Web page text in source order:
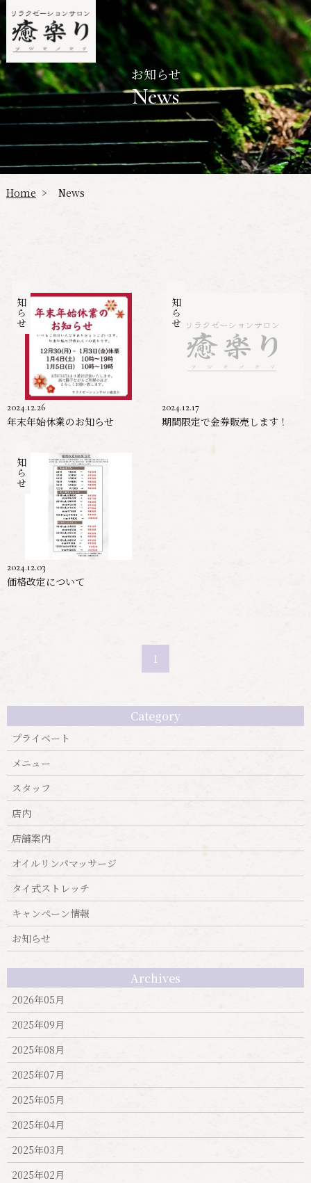
お知らせ
News
Home > News
Category
プライベート
メニュー
スタッフ
店内
店舗案内
オイルリンパマッサージ
タイ式ストレッチ
キャンぺーン情報
お知らせ
Archives
2026年05月
2025年09月
2025年08月
2025年07月
2025年05月
2025年04月
2025年03月
2025年02月
お知らせ
2024.12.26
年末年始休業のお知らせ
お知らせ
2024.12.17
期間限定で金券販売します！
お知らせ
2024.12.03
価格改定について
1